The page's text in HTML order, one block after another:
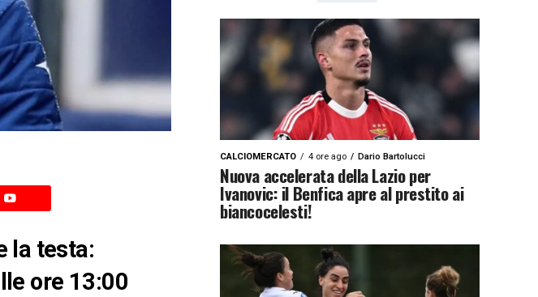
la testa:
ore 13:00
CALCIOMERCATO 4 ore ago Dario Bartolucci
Nuova accelerata della Lazio per
Ivanovic: il Benfica apre al prestito ai
biancocelesti!